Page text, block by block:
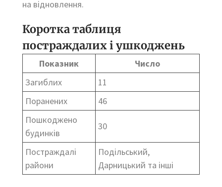
на відновлення.
Коротка таблиця
постраждалих і ушкоджень
Показник
Число
Загиблих
11
Поранених
46
Пошкоджено
будинків
30
Постраждалі
райони
Подільський,
Дарницький та інші